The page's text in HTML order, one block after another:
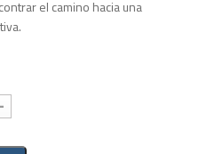
el camino hacia una